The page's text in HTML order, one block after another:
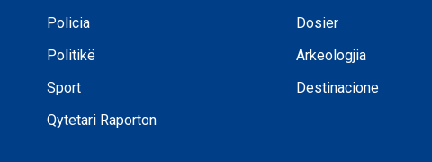
Policia
Politikë
Sport
Qytetari Raporton
Dosier
Arkeologjia
Destinacione